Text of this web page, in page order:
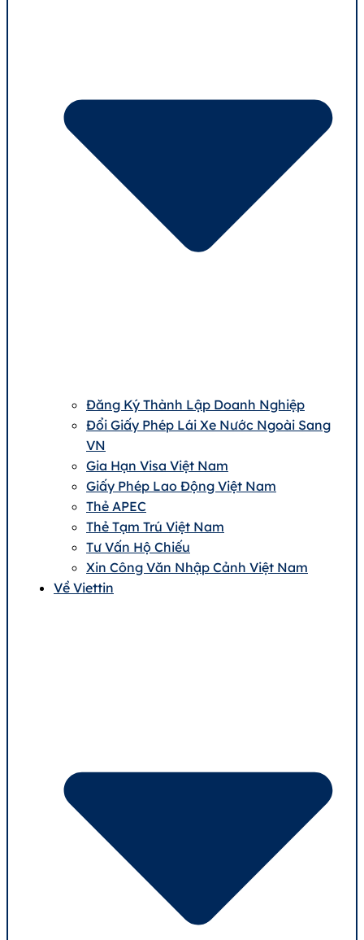
Đăng Ký Thành Lập Doanh Nghiệp
Đổi Giấy Phép Lái Xe Nước Ngoài Sang
VN
Gia Hạn Visa Việt Nam
Giấy Phép Lao Động Việt Nam
Thẻ APEC
Thẻ Tạm Trú Việt Nam
Tư Vấn Hộ Chiếu
Xin Công Văn Nhập Cảnh Việt Nam
Về Viettin